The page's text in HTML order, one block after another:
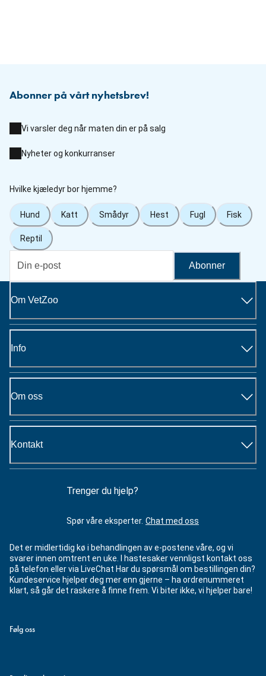
Abonner på vårt nyhetsbrev!
Vi varsler deg når maten din er på salg
Nyheter og konkurranser
Hvilke kjæledyr bor hjemme?
Hund Katt Smådyr Hest Fugl Fisk
Reptil
Abonner
Om VetZoo
Info
Om oss
Kontakt
Trenger du hjelp?
Spør våre eksperter. Chat med oss
Det er midlertidig kø i behandlingen av e-postene våre, og vi
svarer innen omtrent en uke. I hastesaker vennligst kontakt oss
på telefon eller via LiveChat Har du spørsmål om bestillingen din?
Kundeservice hjelper deg mer enn gjerne – ha ordrenummeret
klart, så går det raskere å finne frem. Vi biter ikke, vi hjelper bare!
Følg oss